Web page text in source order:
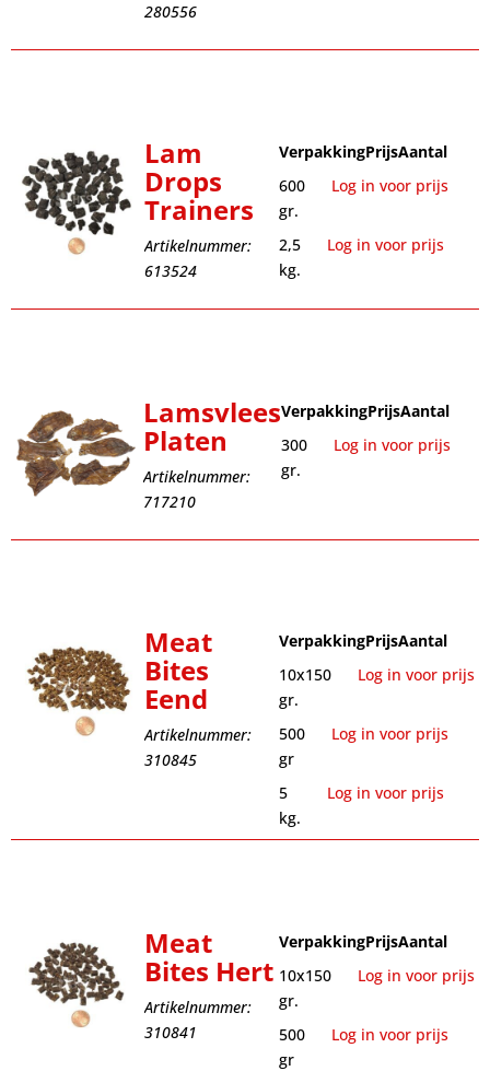
280556
Lam
Drops
Trainers
Artikelnummer:
613524
VerpakkingPrijsAantal
600
gr.
Log in voor prijs
2,5
kg.
Log in voor prijs
Lamsvlees
Platen
Artikelnummer:
717210
VerpakkingPrijsAantal
300
gr.
Log in voor prijs
Meat
Bites
Eend
Artikelnummer:
310845
VerpakkingPrijsAantal
10x150
gr.
Log in voor prijs
500
gr
Log in voor prijs
5
kg.
Log in voor prijs
Meat
Bites Hert
Artikelnummer:
310841
VerpakkingPrijsAantal
10x150
gr.
Log in voor prijs
500
gr
Log in voor prijs